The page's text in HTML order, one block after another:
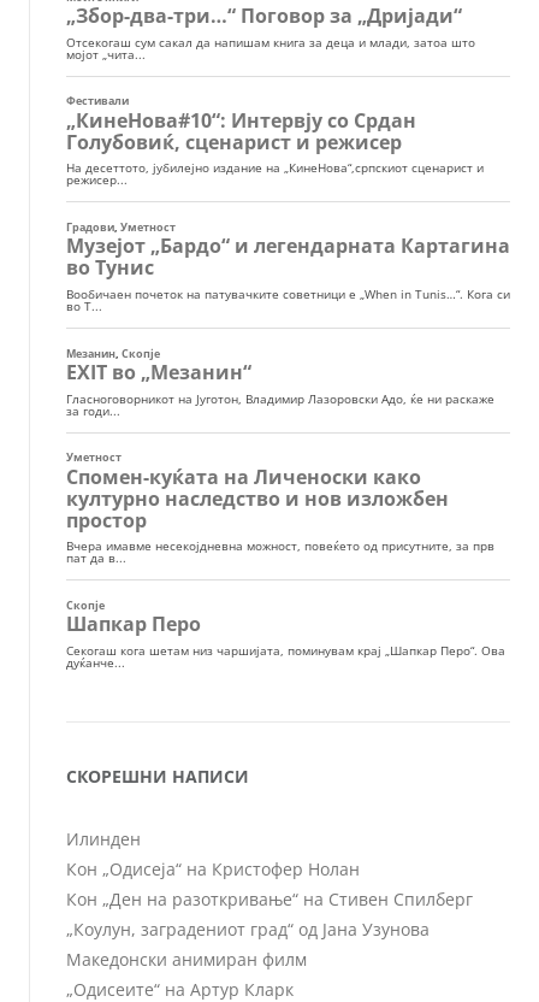
СКОРЕШНИ НАПИСИ
Илинден
Кон „Одисеја“ на Кристофер Нолан
Кон „Ден на разоткривање“ на Стивен Спилберг
„Коулун, заградениот град“ од Јана Узунова
Македонски анимиран филм
„Одисеите“ на Артур Кларк